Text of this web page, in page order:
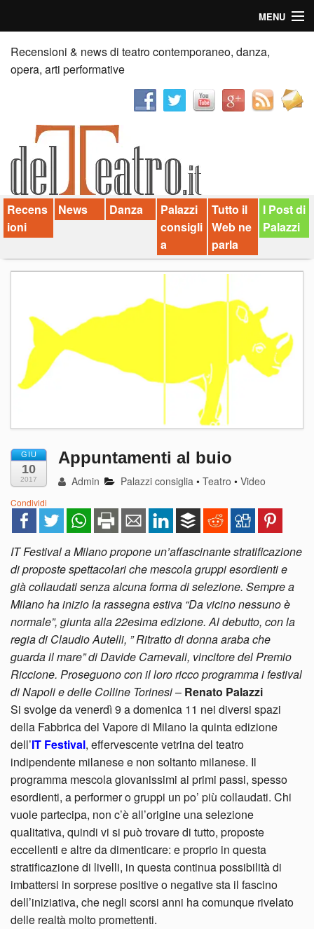
MENU
Home
Recensioni
News
Palazzi consiglia
Video
Chi siamo
Contatti
Recensioni & news di teatro contemporaneo, danza,
opera, arti performative
Recens
ioni
News Danza
Palazzi
consigli
a
Tutto il
Web ne
parla
I Post di
Palazzi
GIU
10
2017
Appuntamenti al buio
Admin Palazzi consiglia •Teatro •Video
Condividi
IT Festival a Milano propone un’affascinante stratificazione
di proposte spettacolari che mescola gruppi esordienti e
già collaudati senza alcuna forma di selezione. Sempre a
Milano ha inizio la rassegna estiva “Da vicino nessuno è
normale”, giunta alla 22esima edizione. Al debutto, con la
regia di Claudio Autelli, ” Ritratto di donna araba che
guarda il mare” di Davide Carnevali, vincitore del Premio
Riccione. Proseguono con il loro ricco programma i festival
di Napoli e delle Colline Torinesi– Renato Palazzi
Si svolge da venerdì 9 a domenica 11 nei diversi spazi
della Fabbrica del Vapore di Milano la quinta edizione
dell’IT Festival, effervescente vetrina del teatro
indipendente milanese e non soltanto milanese. Il
programma mescola giovanissimi ai primi passi, spesso
esordienti, a performer o gruppi un po’ più collaudati. Chi
vuole partecipa, non c’è all’origine una selezione
qualitativa, quindi vi si può trovare di tutto, proposte
eccellenti e altre da dimenticare: e proprio in questa
stratificazione di livelli, in questa continua possibilità di
imbattersi in sorprese positive o negative sta il fascino
dell’iniziativa, che negli scorsi anni ha comunque rivelato
delle realtà molto promettenti.